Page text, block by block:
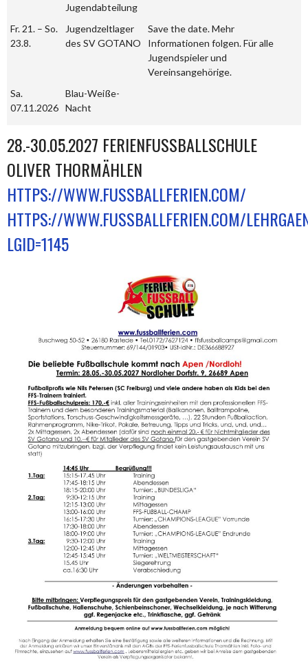
Jugendabteilung
Fr. 21. – So.
23.8.
Jugendzeltlager
des SV GOTANO
Save the date. Mehr
Informationen folgen. Für alle
Jugendspieler und
Vereinsangehörige.
Sa.
07.11.2026
Blau-Weiße-
Nacht
28.-30.05.2027 FERIENFUSSBALLSCHULE
OLIVER THORMÄHLEN
HTTPS://WWW.FUSSBALLFERIEN.COM/
HTTPS://WWW.FUSSBALLFERIEN.COM/
LGID=1145